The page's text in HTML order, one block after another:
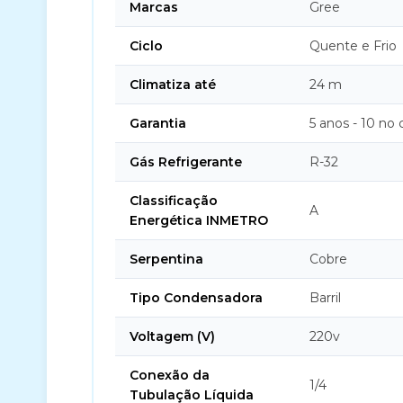
Marcas Gree
Ciclo Quente e Frio
Climatiza até 24 m
Garantia 5 anos - 10 no
Gás Refrigerante R-32
Classificação
Energética INMETRO
A
Serpentina Cobre
Tipo Condensadora Barril
Voltagem (V) 220v
Conexão da
Tubulação Líquida
1/4